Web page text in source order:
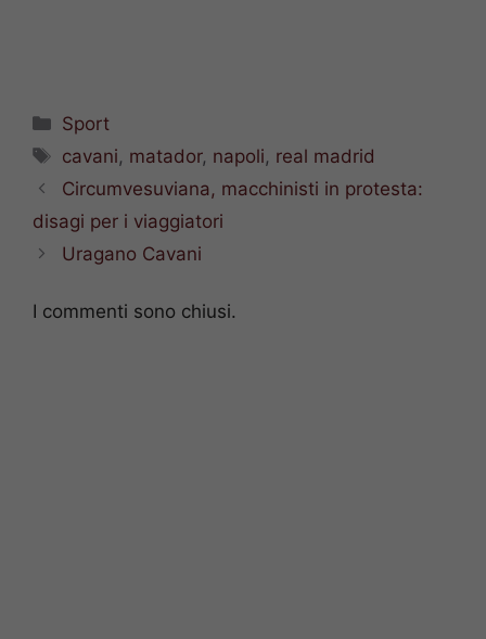
Categorie
Sport
Tag
cavani, matador, napoli, real madrid
Circumvesuviana, macchinisti in protesta:
disagi per i viaggiatori
Uragano Cavani
I commenti sono chiusi.